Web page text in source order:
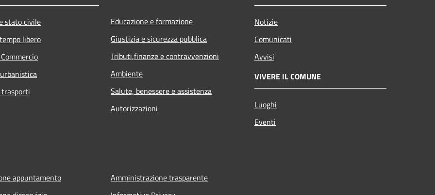
stato civile
libero
Educazione e formazione
Giustizia e sicurezza pubblica
Tributi,finanze e contravvenzioni
Ambiente
Salute, benessere e assistenza
Autorizzazioni
Notizie
Comunicati
Avvisi
VIVERE IL COMUNE
Luoghi
Eventi
appuntamento
Amministrazione trasparente